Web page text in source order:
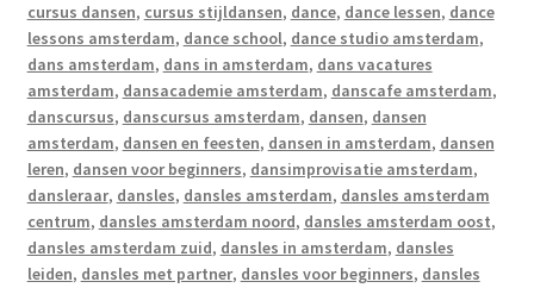
cursus dansen, cursus stijldansen, dance, dance lessen, dance
lessons amsterdam, dance school, dance studio amsterdam,
dans amsterdam, dans in amsterdam, dans vacatures
amsterdam, dansacademie amsterdam, danscafe amsterdam,
danscursus, danscursus amsterdam, dansen, dansen
amsterdam, dansen en feesten, dansen in amsterdam, dansen
leren, dansen voor beginners, dansimprovisatie amsterdam,
dansleraar, dansles, dansles amsterdam, dansles amsterdam
centrum, dansles amsterdam noord, dansles amsterdam oost,
dansles amsterdam zuid, dansles in amsterdam, dansles
leiden, dansles met partner, dansles voor beginners, dansles